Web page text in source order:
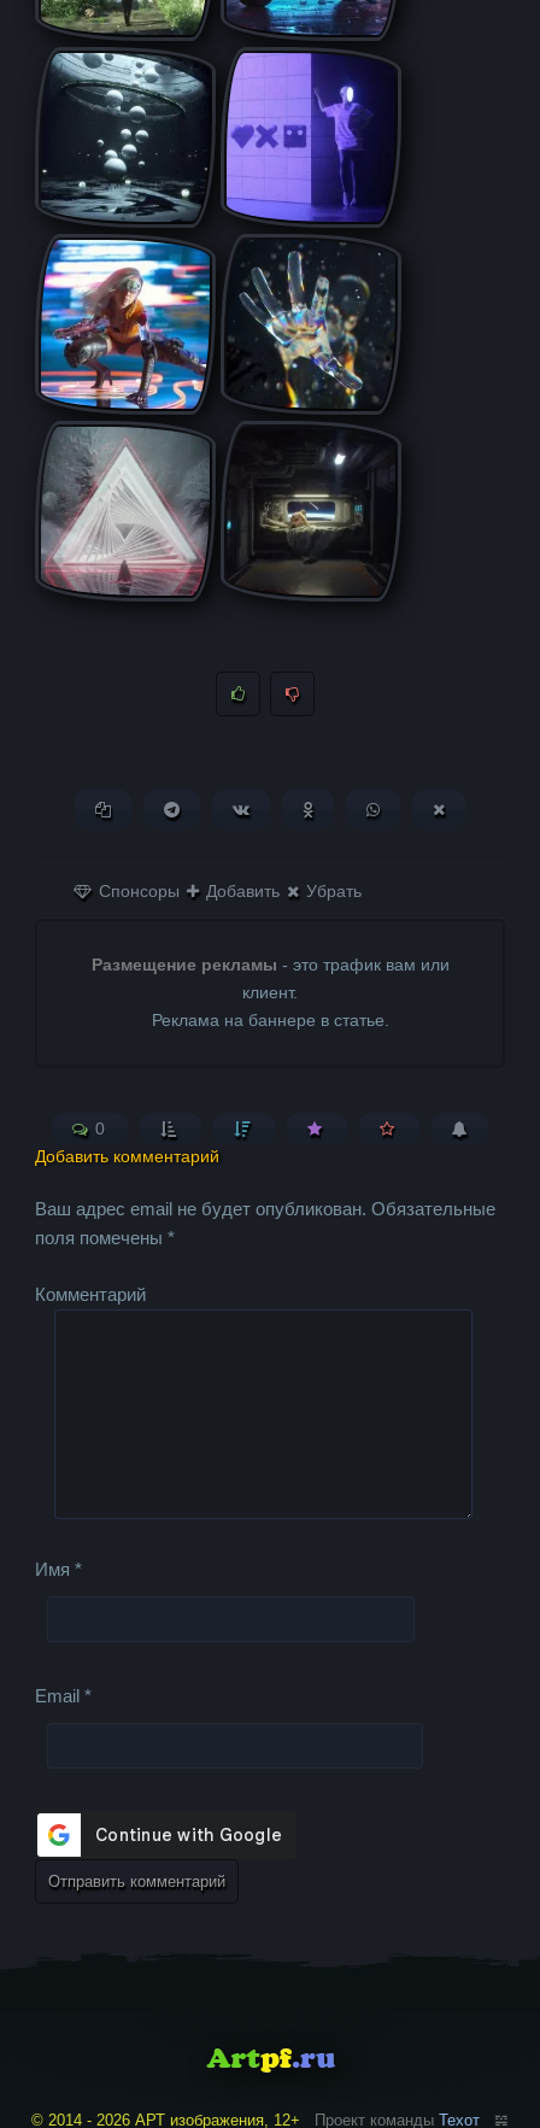
Копировать ссылкуПоделиться в Telegram
Поделиться ВКонтактеПоделиться в
Поделиться в
Спонсоры Добавить Убрать
Размещение рекламы - это трафик вам или
клиент.
Реклама на баннере в статье.
0
Добавить комментарий
Ваш адрес email не будет опубликован. Обязательные
поля помечены*
Комментарий
Имя*
Email*
© 2014 - 2026 АРТ изображения, 12+ Проект команды Техот 𝌴